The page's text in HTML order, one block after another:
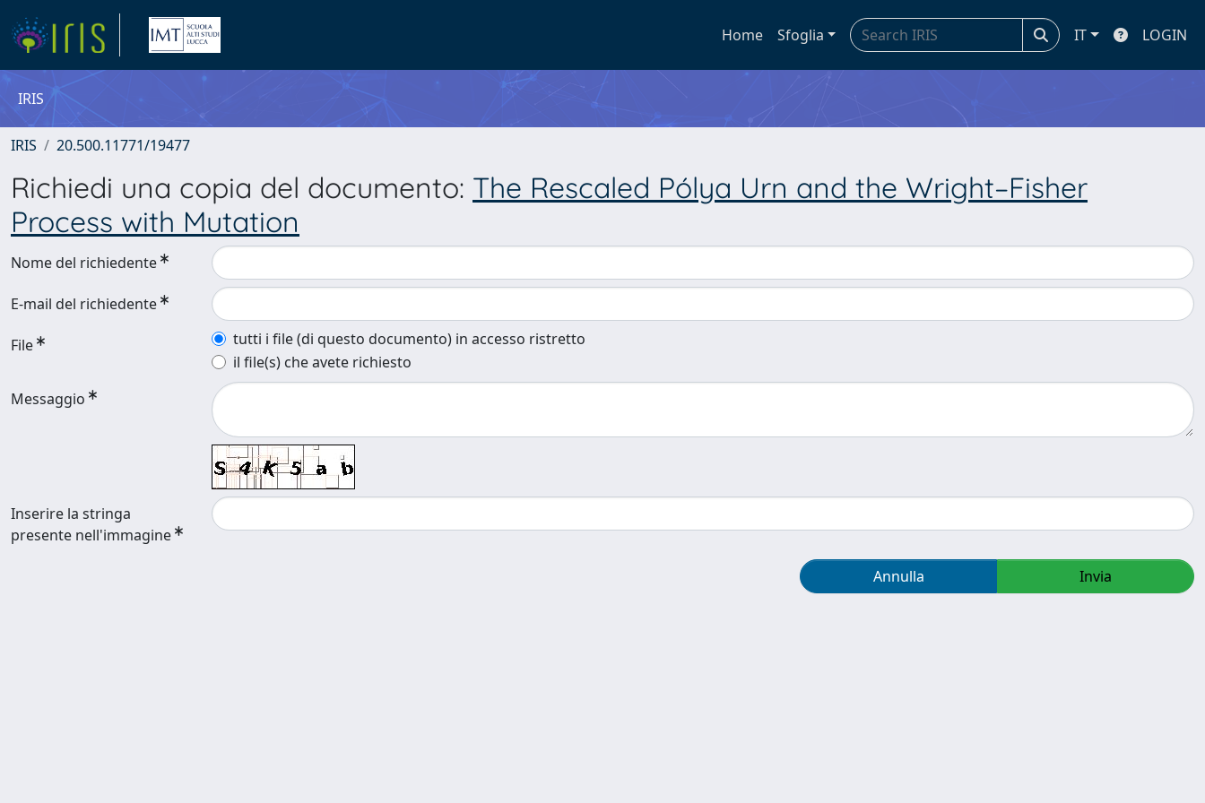
Home Sfoglia IT LOGIN
IRIS
IRIS 20.500.11771/19477
Richiedi una copia del documento: The Rescaled Pólya Urn and the Wright–Fisher
Process with Mutation
Nome del richiedente
E-mail del richiedente
File
tutti i file (di questo documento) in accesso ristretto
il file(s) che avete richiesto
Messaggio
Inserire la stringa
presente nell'immagine
Annulla Invia